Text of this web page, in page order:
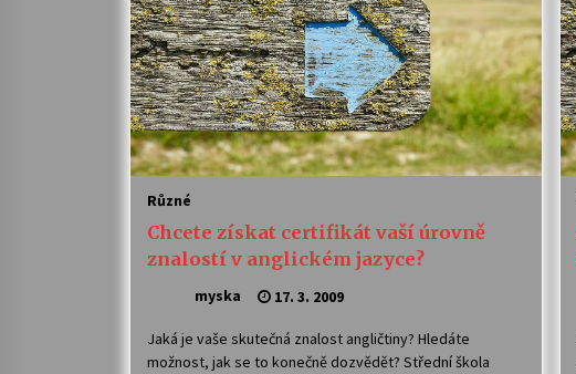
Různé
Chcete získat certifikát vaší úrovně
znalostí v anglickém jazyce?
myska 17. 3. 2009
Jaká je vaše skutečná znalost angličtiny? Hledáte
možnost, jak se to konečně dozvědět? Střední škola